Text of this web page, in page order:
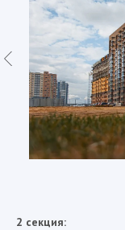
2 секция: